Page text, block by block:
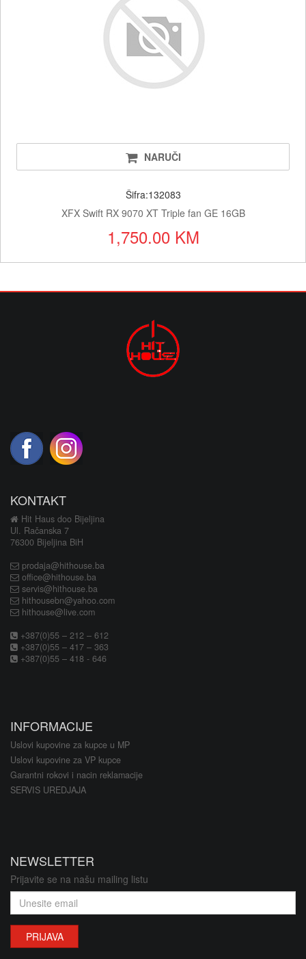
NARUČI
Šifra:132083
XFX Swift RX 9070 XT Triple fan GE 16GB
1,750.00 KM
KONTAKT
Hit Haus doo Bijeljina
Ul. Račanska 7
76300 Bijeljina BiH
prodaja@hithouse.ba
office@hithouse.ba
servis@hithouse.ba
hithousebn@yahoo.com
hithouse@live.com
+387(0)55 – 212 – 612
+387(0)55 – 417 – 363
+387(0)55 – 418 - 646
INFORMACIJE
Uslovi kupovine za kupce u MP
Uslovi kupovine za VP kupce
Garantni rokovi i nacin reklamacije
SERVIS UREDJAJA
NEWSLETTER
Prijavite se na našu mailing listu
PRIJAVA